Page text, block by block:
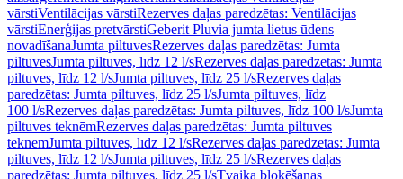
vārstiVentilācijas vārstiRezerves daļas paredzētas: Ventilācijas
vārstiEnerģijas pretvārstiGeberit Pluvia jumta lietus ūdens
novadīšanaJumta piltuvesRezerves daļas paredzētas: Jumta
piltuvesJumta piltuves, līdz 12 l/sRezerves daļas paredzētas: Jumta
piltuves, līdz 12 l/sJumta piltuves, līdz 25 l/sRezerves daļas
paredzētas: Jumta piltuves, līdz 25 l/sJumta piltuves, līdz
100 l/sRezerves daļas paredzētas: Jumta piltuves, līdz 100 l/sJumta
piltuves teknēmRezerves daļas paredzētas: Jumta piltuves
teknēmJumta piltuves, līdz 12 l/sRezerves daļas paredzētas: Jumta
piltuves, līdz 12 l/sJumta piltuves, līdz 25 l/sRezerves daļas
paredzētas: Jumta piltuves, līdz 25 l/sTvaika bloķēšanas